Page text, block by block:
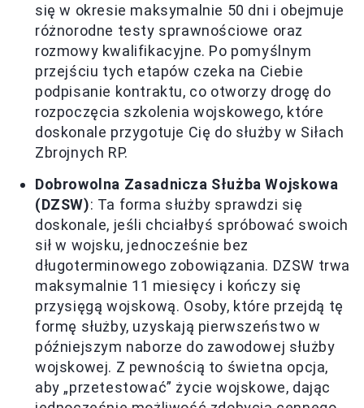
się w okresie maksymalnie 50 dni i obejmuje
różnorodne testy sprawnościowe oraz
rozmowy kwalifikacyjne. Po pomyślnym
przejściu tych etapów czeka na Ciebie
podpisanie kontraktu, co otworzy drogę do
rozpoczęcia szkolenia wojskowego, które
doskonale przygotuje Cię do służby w Siłach
Zbrojnych RP.
Dobrowolna Zasadnicza Służba Wojskowa
(DZSW): Ta forma służby sprawdzi się
doskonale, jeśli chciałbyś spróbować swoich
sił w wojsku, jednocześnie bez
długoterminowego zobowiązania. DZSW trwa
maksymalnie 11 miesięcy i kończy się
przysięgą wojskową. Osoby, które przejdą tę
formę służby, uzyskają pierwszeństwo w
późniejszym naborze do zawodowej służby
wojskowej. Z pewnością to świetna opcja,
aby „przetestować” życie wojskowe, dając